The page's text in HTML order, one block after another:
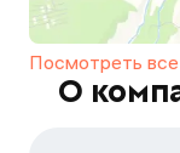
Посмотреть
О